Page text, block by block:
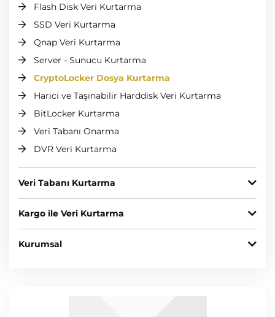
Flash Disk Veri Kurtarma
SSD Veri Kurtarma
Qnap Veri Kurtarma
Server - Sunucu Kurtarma
CryptoLocker Dosya Kurtarma
Harici ve Taşınabilir Harddisk Veri Kurtarma
BitLocker Kurtarma
Veri Tabanı Onarma
DVR Veri Kurtarma
Veri Tabanı Kurtarma
Kargo ile Veri Kurtarma
Kurumsal